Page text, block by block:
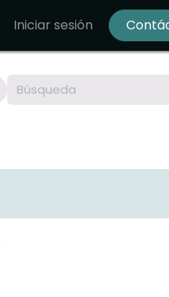
Iniciar sesión